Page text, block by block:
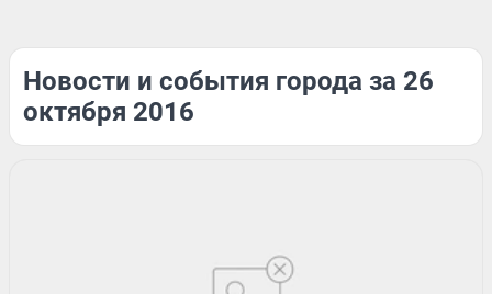
Новости и события города за 26
октября 2016